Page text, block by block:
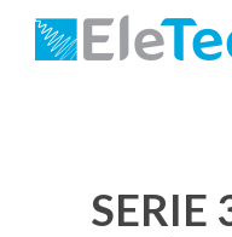
Salta
SERIE